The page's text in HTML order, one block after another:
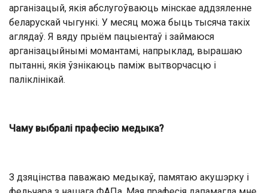
арганізацый, якія абслугоўваюць мінскае аддзяленне
беларускай чыгункі. У месяц можа быць тысяча такіх
аглядаў. Я вяду прыём пацыентаў і займаюся
арганізацыйнымі момантамі, напрыклад, вырашаю
пытанні, якія ўзнікаюць паміж вытворчасцю і
паліклінікай.
Чаму выбралі прафесію медыка?
З дзяцінства паважаю медыкаў, памятаю акушэрку і